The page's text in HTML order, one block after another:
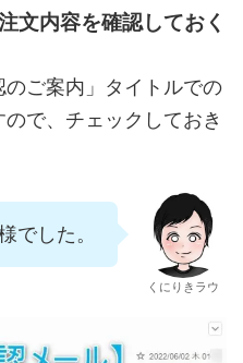
文内容を確認しておく
ご案内」タイトルでの
で、チェックしておき
でした。
くにりきラウ